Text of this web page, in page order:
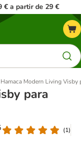
€ a partir de 29 €
Hamaca Modern Living Visby
para
(1)